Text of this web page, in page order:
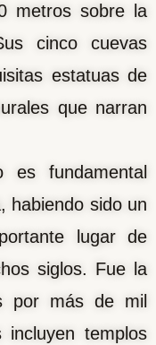
metros sobre la
cinco cuevas
estatuas de
que narran
es fundamental
habiendo sido un
lugar de
siglos. Fue la
por más de mil
templos